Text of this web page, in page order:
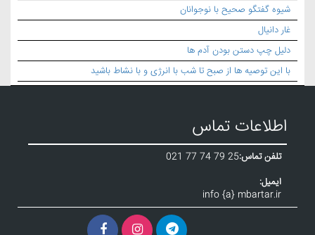
شیوه گفتگو صحیح با نوجوانان
غار دانیال
دلیل چپ دستن بودن آدم ها
با این توصیه ها از صبح تا شب با انرژی و با نشاط باشید
اطلاعات تماس
تلفن تماس:021 77 74 79 25
ایمیل:
info {a} mbartar.ir